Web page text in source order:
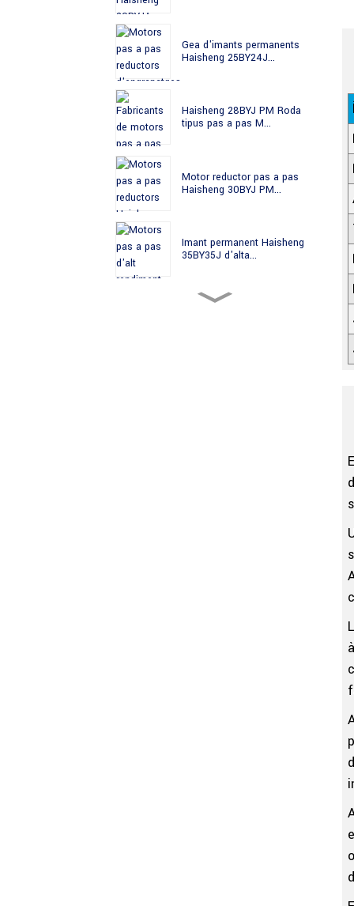
Gea d'imants permanents
Haisheng 25BY24J...
Haisheng 28BYJ PM Roda
tipus pas a pas M...
Motor reductor pas a pas
Haisheng 30BYJ PM...
Imant permanent Haisheng
35BY35J d'alta...